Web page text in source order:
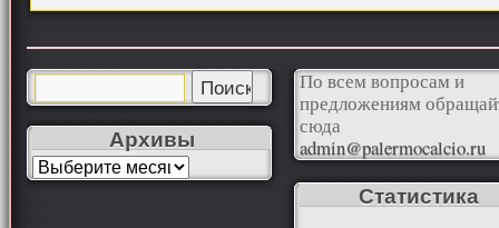
Архивы
По всем вопросам и
предложениям
сюда
admin@palermocalcio.ru
Статистика